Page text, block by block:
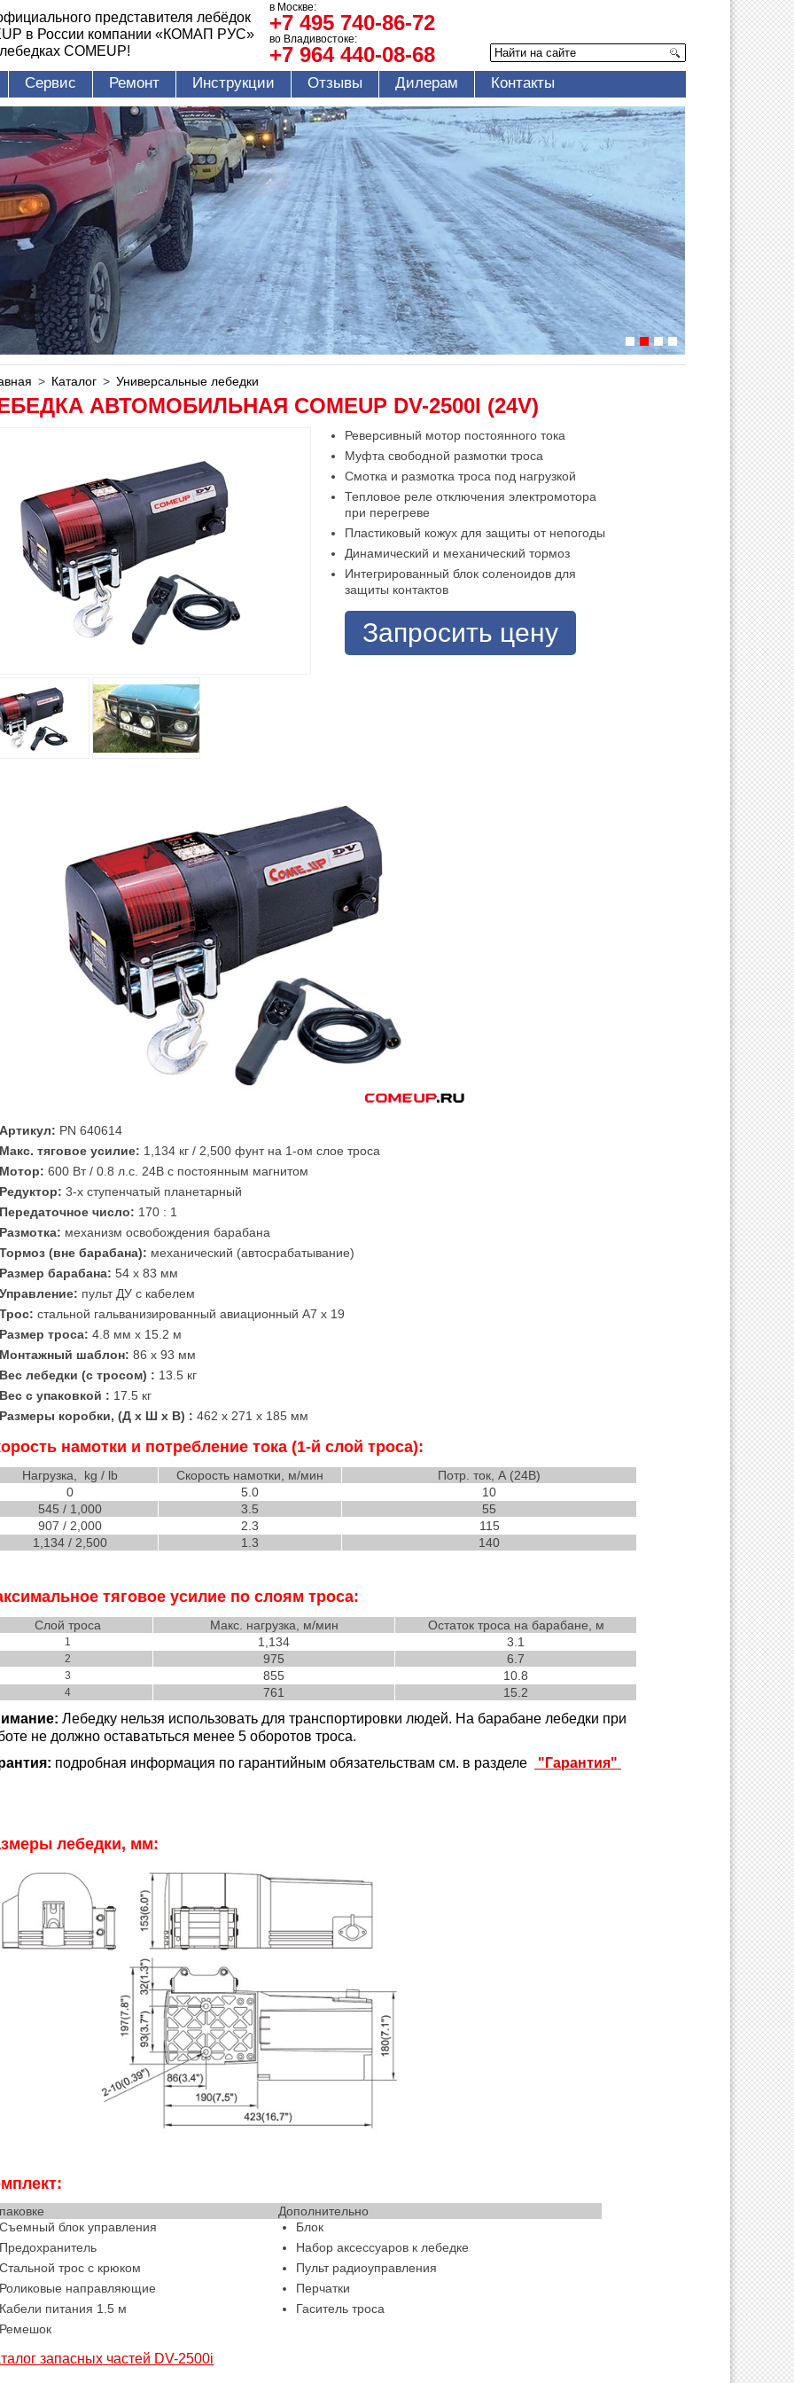
представителя лебёдок
в России компании «КОМАП РУС»
COMEUP!
в Москве:
+7 495 740-86-72
во Владивостоке:
+7 964 440-08-68
Сервис Ремонт Инструкции Отзывы Дилерам Контакты
> Каталог > Универсальные лебедки
АВТОМОБИЛЬНАЯ COMEUP DV-2500I (24V)
Реверсивный мотор постоянного тока
Муфта свободной размотки троса
Смотка и размотка троса под нагрузкой
Тепловое реле отключения электромотора
при перегреве
Пластиковый кожух для защиты от непогоды
Динамический и механический тормоз
Интегрированный блок соленоидов для
защиты контактов
Запросить цену
Артикул: PN 640614
Макс. тяговое усилие: 1,134 кг / 2,500 фунт на 1-ом слое троса
Mотор: 600 Вт / 0.8 л.с. 24В c постоянным магнитом
Редуктор: 3-х ступенчатый планетарный
Передаточное число: 170 : 1
Размотка: механизм освобождения барабана
Тормоз (вне барабана): механический (автосрабатывание)
Размер барабана: 54 x 83 мм
Управление: пульт ДУ с кабелем
Трос: стальной гальванизированный авиационный А7 х 19
Размер троса: 4.8 мм x 15.2 м
Монтажный шаблон: 86 x 93 мм
Вес лебедки (с тросом) : 13.5 кг
Вес с упаковкой : 17.5 кг
Размеры коробки, (Д x Ш x В) : 462 x 271 x 185 мм
намотки и потребление тока (1-й слой троса):
Нагрузка, kg / lb Скорость намотки, м/мин
Потр. ток, А (24В)
0
5.0
10
545 / 1,000
3.5
55
907 / 2,000
2.3
115
1,134 / 2,500
1.3 140
тяговое усилие по слоям троса:
Слой троса Макс. нагрузка, м/мин Остаток троса на барабане, м
1 1,134 3.1
2 975 6.7
3 855 10.8
4 761 15.2
Лебедку нельзя использовать для транспортировки людей. На барабане лебедки при
не должно оставатьться менее 5 оборотов троса.
подробная информация по гарантийным обязательствам см. в разделе "Гарантия"
лебедки, мм:
Дополнительно
Съемный блок управления
Предохранитель
Стальной трос с крюком
Роликовые направляющие
Кабели питания 1.5 м
Ремешок
Блок
Набор аксессуаров к лебедке
Пульт радиоуправления
Перчатки
Гаситель троса
запасных частей DV-2500i